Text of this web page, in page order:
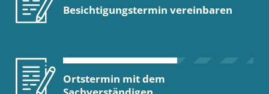
Besichtigungstermin vereinbaren
Ortstermin mit dem